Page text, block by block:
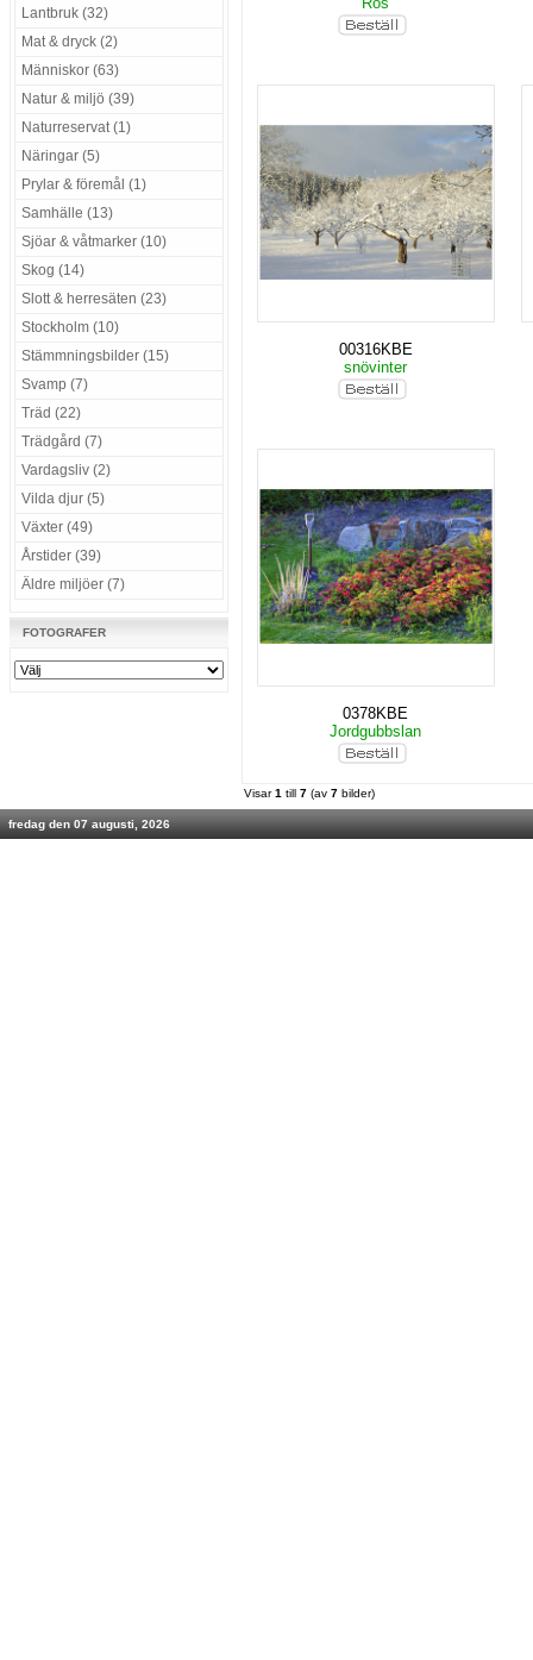
Lantbruk (32)
Mat & dryck (2)
Människor (63)
Natur & miljö (39)
Naturreservat (1)
Näringar (5)
Prylar & föremål (1)
Samhälle (13)
Sjöar & våtmarker (10)
Skog (14)
Slott & herresäten (23)
Stockholm (10)
Stämmningsbilder (15)
Svamp (7)
Träd (22)
Trädgård (7)
Vardagsliv (2)
Vilda djur (5)
Växter (49)
Årstider (39)
Äldre miljöer (7)
FOTOGRAFER
00316KBE
snövinter
0378KBE
Jordgubbslan
Visar1 till 7 (av 7 bilder)
fredag den 07 augusti, 2026